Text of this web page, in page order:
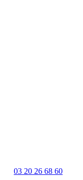
03 20 26 68 60